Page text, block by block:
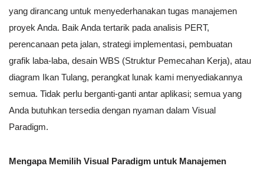
yang dirancang untuk menyederhanakan tugas manajemen
proyek Anda. Baik Anda tertarik pada analisis PERT,
perencanaan peta jalan, strategi implementasi, pembuatan
grafik laba-laba, desain WBS (Struktur Pemecahan Kerja), atau
diagram Ikan Tulang, perangkat lunak kami menyediakannya
semua. Tidak perlu berganti-ganti antar aplikasi; semua yang
Anda butuhkan tersedia dengan nyaman dalam Visual
Paradigm.
Mengapa Memilih Visual Paradigm untuk Manajemen